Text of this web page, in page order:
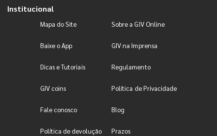
Institucional
Mapa do Site Sobre a GIV Online
Baixe o App GIV na Imprensa
Dicas e Tutoriais Regulamento
GIV coins Política de Privacidade
Fale conosco Blog
Política de devolução Prazos